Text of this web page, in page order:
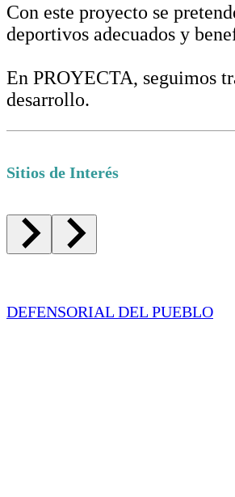
Con este proyecto se
deportivos adecuados y
En PROYECTA, seguimos
desarrollo.
Sitios de Interés
DEFENSORIAL DEL PUEBLO